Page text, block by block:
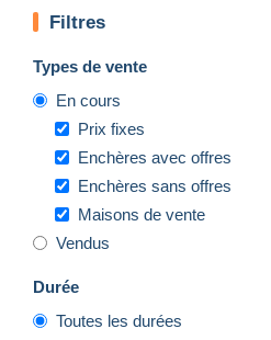
Filtres
Types de vente
En cours
Prix fixes
Enchères avec offres
Enchères sans offres
Maisons de vente
Vendus
Durée
Toutes les durées